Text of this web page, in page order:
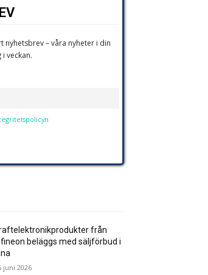
nyhetsbrev – våra nyheter i din
veckan.
från
beläggs med säljförbud i
juni 2026